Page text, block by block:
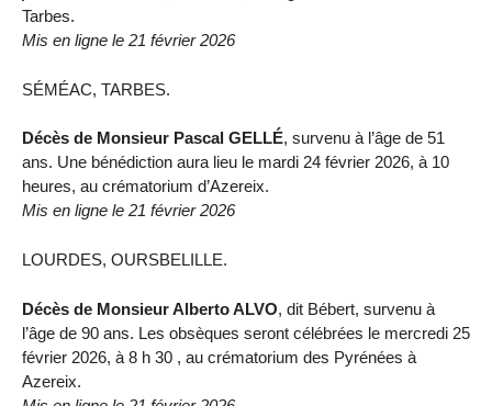
Tarbes.
Mis en ligne le 21 février 2026
SÉMÉAC, TARBES.
Décès de Monsieur Pascal GELLÉ, survenu à l’âge de 51
ans. Une bénédiction aura lieu le mardi 24 février 2026, à 10
heures, au crématorium d’Azereix.
Mis en ligne le 21 février 2026
LOURDES, OURSBELILLE.
Décès de Monsieur Alberto ALVO, dit Bébert, survenu à
l’âge de 90 ans. Les obsèques seront célébrées le mercredi 25
février 2026, à 8 h 30 , au crématorium des Pyrénées à
Azereix.